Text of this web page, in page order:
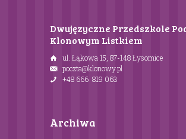
Dwujęzyczne Przedszkole
Klonowym Listkiem
ul. Łąkowa 15, 87-148 Łysomice
poczta@klonowy.pl
+48 666 819 063
Archiwa